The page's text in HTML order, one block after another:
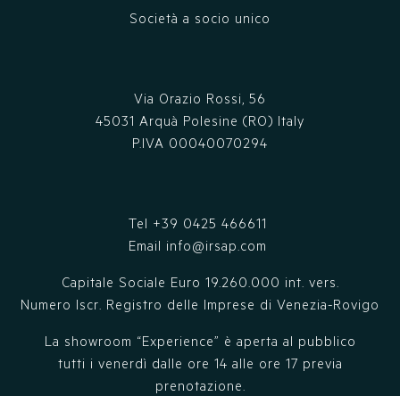
Società a socio unico
Via Orazio Rossi, 56
45031 Arquà Polesine (RO) Italy
P.IVA 00040070294
Tel +39 0425 466611
Email info@irsap.com
Capitale Sociale Euro 19.260.000 int. vers.
Numero Iscr. Registro delle Imprese di Venezia-Rovigo
La showroom “Experience” è aperta al pubblico
tutti i venerdì dalle ore 14 alle ore 17 previa
prenotazione.